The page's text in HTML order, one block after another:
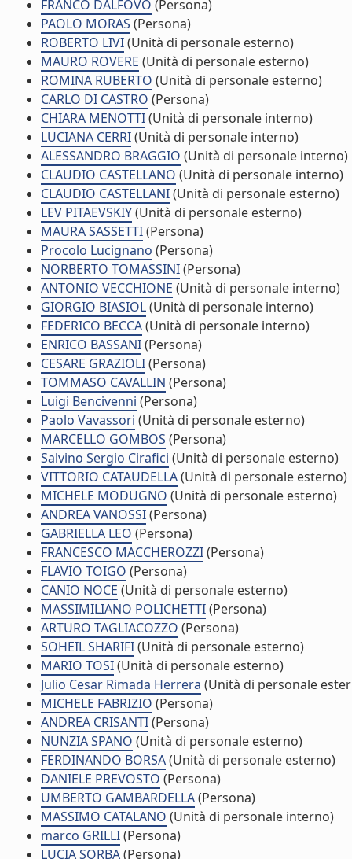
FRANCO DALFOVO (Persona)
PAOLO MORAS (Persona)
ROBERTO LIVI(Unità di personale esterno)
MAURO ROVERE (Unità di personale esterno)
ROMINA RUBERTO (Unità di personale esterno)
CARLO DI CASTRO (Persona)
CHIARA MENOTTI(Unità di personale interno)
LUCIANA CERRI(Unità di personale interno)
ALESSANDRO BRAGGIO (Unità di personale interno)
CLAUDIO CASTELLANO (Unità di personale interno)
CLAUDIO CASTELLANI(Unità di personale esterno)
LEV PITAEVSKIY(Unità di personale esterno)
MAURA SASSETTI(Persona)
Procolo Lucignano (Persona)
NORBERTO TOMASSINI(Persona)
ANTONIO VECCHIONE (Unità di personale interno)
GIORGIO BIASIOL(Unità di personale interno)
FEDERICO BECCA(Unità di personale interno)
ENRICO BASSANI(Persona)
CESARE GRAZIOLI(Persona)
TOMMASO CAVALLIN (Persona)
Luigi Bencivenni (Persona)
Paolo Vavassori (Unità di personale esterno)
MARCELLO GOMBOS (Persona)
Salvino Sergio Cirafici (Unità di personale esterno)
VITTORIO CATAUDELLA(Unità di personale esterno)
MICHELE MODUGNO (Unità di personale esterno)
ANDREA VANOSSI(Persona)
GABRIELLA LEO (Persona)
FRANCESCO MACCHEROZZI(Persona)
FLAVIO TOIGO (Persona)
CANIO NOCE (Unità di personale esterno)
MASSIMILIANO POLICHETTI(Persona)
ARTURO TAGLIACOZZO (Persona)
SOHEIL SHARIFI(Unità di personale esterno)
MARIO TOSI(Unità di personale esterno)
Julio Cesar Rimada Herrera (Unità di personale
MICHELE FABRIZIO (Persona)
ANDREA CRISANTI(Persona)
NUNZIA SPANO (Unità di personale esterno)
FERDINANDO BORSA(Unità di personale esterno)
DANIELE PREVOSTO (Persona)
UMBERTO GAMBARDELLA(Persona)
MASSIMO CATALANO (Unità di personale interno)
marco GRILLI(Persona)
LUCIA SORBA(Persona)